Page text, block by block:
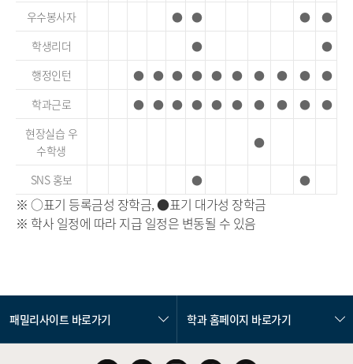
우수봉사자
● ● ●
●
학생리더
●
●
행정인턴
● ● ● ● ● ● ● ● ●
●
학과근로
● ● ● ● ● ● ● ● ●
●
현장실습 우
수학생
●
SNS 홍보 ● ●
※ ○표기 등록금성 장학금, ●표기 대가성 장학금
※ 학사 일정에 따라 지급 일정은 변동될 수 있음
패밀리사이트 바로가기 학과 홈페이지 바로가기